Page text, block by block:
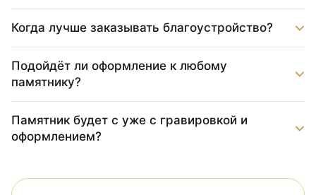
Когда лучше заказывать благоустройство?
Подойдёт ли оформление к любому
памятнику?
Памятник будет с уже с гравировкой и
оформлением?